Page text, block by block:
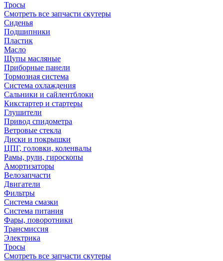
Тросы
Смотреть все запчасти скутеры
Сиденья
Подшипники
Пластик
Масло
Щупы масляные
Приборные панели
Тормозная система
Система охлаждения
Сальники и сайлентблоки
Кикстартер и стартеры
Глушители
Привод спидометра
Ветровые стекла
Диски и покрышки
ЦПГ, головки, коленвалы
Рамы, рули, гироскопы
Амортизаторы
Велозапчасти
Двигатели
Фильтры
Система смазки
Система питания
Фары, поворотники
Трансмиссия
Электрика
Тросы
Смотреть все запчасти скутеры